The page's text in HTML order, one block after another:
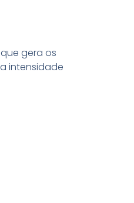
gera os
intensidade